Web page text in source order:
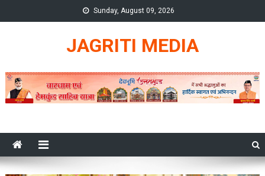
to
Sunday, August 09, 2026
JAGRITI MEDIA